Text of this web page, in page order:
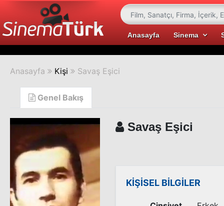
Anasayfa Sinema
Anasayfa Kişi Savaş Eşici
Genel Bakış
Savaş Eşici
KİŞİSEL BİLGİLER